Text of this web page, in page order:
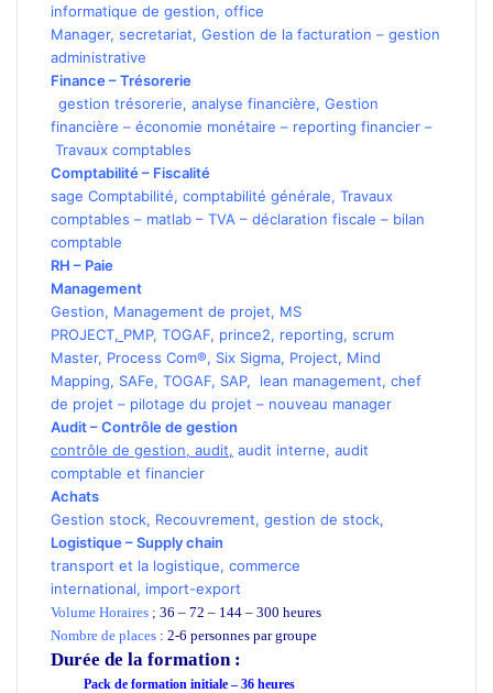
informatique de gestion, office
Manager, secretariat, Gestion de la facturation – gestion
administrative
Finance – Trésorerie
gestion trésorerie, analyse financière, Gestion
financière – économie monétaire – reporting financier –
Travaux comptables
Comptabilité– Fiscalité
sage Comptabilité, comptabilité générale, Travaux
comptables – matlab – TVA – déclaration fiscale – bilan
comptable
RH – Paie
Management
Gestion, Management de projet, MS
PROJECT, PMP, TOGAF, prince2, reporting, scrum
Master, Process Com®, Six Sigma, Project, Mind
Mapping, SAFe, TOGAF, SAP, lean management, chef
de projet – pilotage du projet – nouveau manager
Audit – Contrôle de gestion
contrôle de gestion, audit, audit interne, audit
comptable et financier
Achats
Gestion stock, Recouvrement, gestion de stock,
Logistique–Supply chain
transport et la logistique, commerce
international, import-export
Volume Horaires ; 36 – 72 – 144 – 300 heures
Nombre de places : 2-6 personnes par groupe
Durée de la formation:
Pack de formation initiale – 36 heures